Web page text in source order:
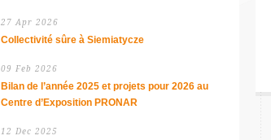
27 Apr 2026
Collectivité sûre à Siemiatycze
09 Feb 2026
Bilan de l’année 2025 et projets pour 2026 au
Centre d’Exposition PRONAR
12 Dec 2025